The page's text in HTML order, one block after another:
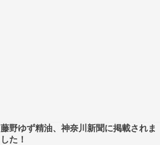
藤野ゆず精油、神奈川新聞に掲載されま
した！